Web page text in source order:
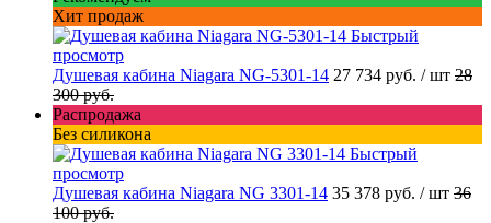
Хит продаж
Быстрый
просмотр
Душевая кабина Niagara NG-5301-14 27 734 руб. / шт 28
300 руб.
Распродажа
Без силикона
Быстрый
просмотр
Душевая кабина Niagara NG 3301-14 35 378 руб. / шт 36
100 руб.